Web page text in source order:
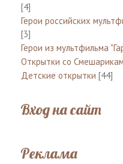
[4]
Герои российских
[3]
Герои из мультфильма
Открытки со
Детские открытки [44]
Вход на сайт
Реклама